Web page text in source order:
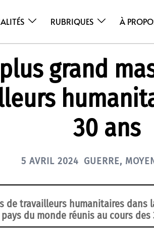
RUBRIQUES À
grand
30 ans
5 AVRIL 2024 GUERRE,
de travailleurs humanitaires dans
du monde réunis au cours